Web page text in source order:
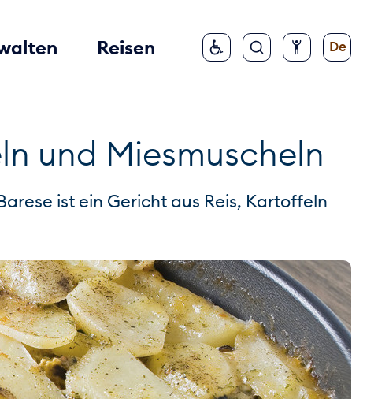
Reisen De
und Miesmuscheln
ist ein Gericht aus Reis, Kartoffeln